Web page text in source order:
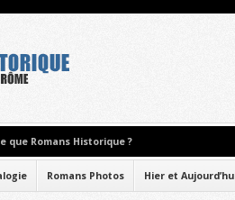
que Romans Historique ?
Romans Photos Hier et